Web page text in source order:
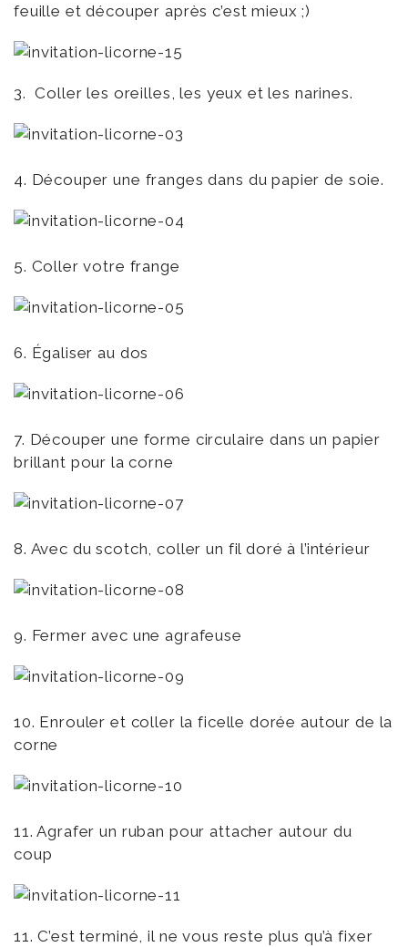
feuille et découper après c’est mieux ;)
3. Coller les oreilles, les yeux et les narines.
4. Découper une franges dans du papier de soie.
5. Coller votre frange
6. Égaliser au dos
7. Découper une forme circulaire dans un papier
brillant pour la corne
8. Avec du scotch, coller un fil doré à l’intérieur
9. Fermer avec une agrafeuse
10. Enrouler et coller la ficelle dorée autour de la
corne
11. Agrafer un ruban pour attacher autour du
coup
11. C’est terminé, il ne vous reste plus qu’à fixer